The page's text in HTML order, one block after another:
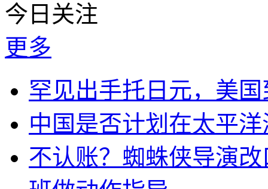
今日关注
更多
罕见出手托日元，美
中国是否计划在太平
不认账？蜘蛛侠导演